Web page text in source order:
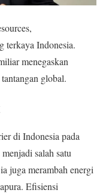
terkaya Indonesia.
menegaskan
global.
di Indonesia pada
salah satu
juga merambah energi
Efisiensi